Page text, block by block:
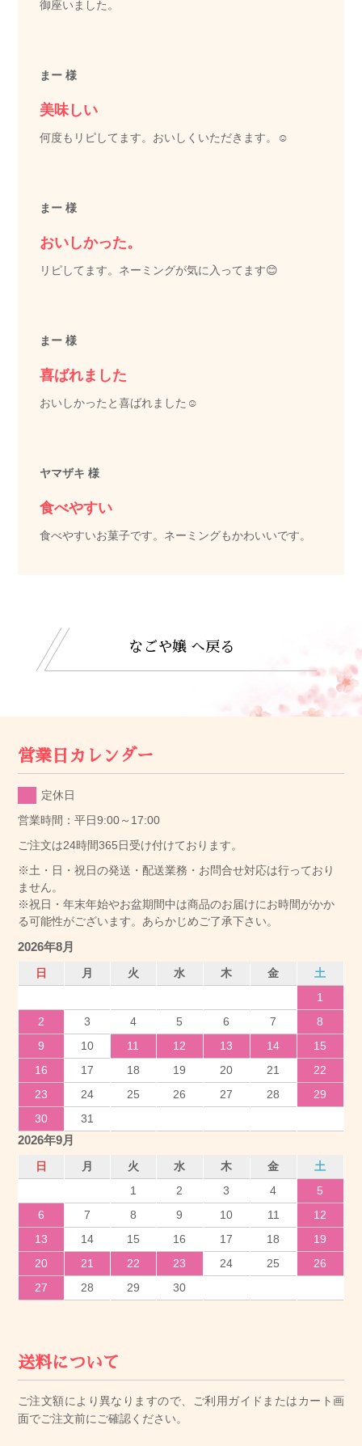
御座いました。
まー 様
美味しい
何度もリピしてます。おいしくいただきます。☺️
まー 様
おいしかった。
リピしてます。ネーミングが気に入ってます😊
まー 様
喜ばれました
おいしかったと喜ばれました☺️
ヤマザキ 様
食べやすい
食べやすいお菓子です。ネーミングもかわいいです。
なごや嬢 へ戻る
営業日カレンダー
定休日
営業時間：平日9:00～17:00
ご注文は24時間365日受け付けております。
※土・日・祝日の発送・配送業務・お問合せ対応は行っており
ません。
※祝日・年末年始やお盆期間中は商品のお届けにお時間がかか
る可能性がございます。あらかじめご了承下さい。
2026年8月
日 月 火 水 木 金
土
1
2
3 4 5 6 7
8
9
10 11 12 13 14
15
16
17 18 19 20 21
22
23
24 25 26 27 28
29
30
31
2026年9月
日 月 火 水 木 金
土
1
2 3 4
5
6
7 8 9 10 11
12
13
14 15 16 17 18
19
20
21 22 23 24 25
26
27
28 29 30
送料について
ご注文額により異なりますので、ご利用ガイドまたはカート画
面でご注文前にご確認ください。